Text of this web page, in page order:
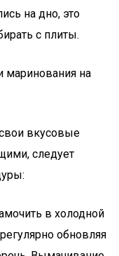
на дно, это
с плиты.
маринования на
вкусовые
следует
в холодной
обновляя